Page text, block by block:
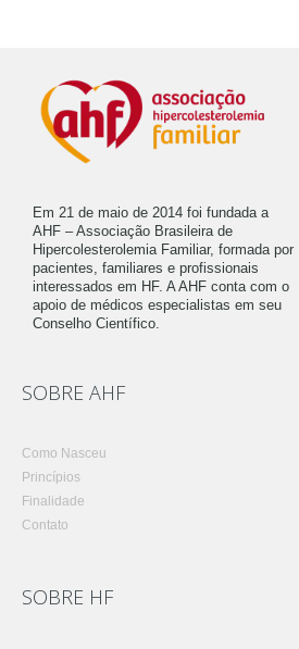
Em 21 de maio de 2014 foi fundada a
AHF – Associação Brasileira de
Hipercolesterolemia Familiar, formada por
pacientes, familiares e profissionais
interessados em HF. A AHF conta com o
apoio de médicos especialistas em seu
Conselho Científico.
SOBRE AHF
Como Nasceu
Princípios
Finalidade
Contato
SOBRE HF